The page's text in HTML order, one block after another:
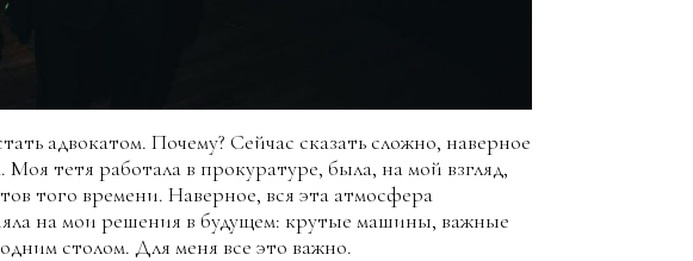
адвокатом. Почему? Сейчас сказать сложно, наверное
Моя тетя работала в прокуратуре, была, на мой взгляд,
того времени. Наверное, вся эта атмосфера
на мои решения в будущем: крутые машины, важные
столом. Для меня все это важно.